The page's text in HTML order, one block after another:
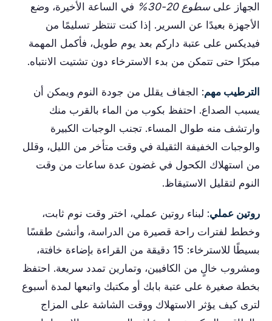
الجهاز علىسطوع 20-30%
في الساعة الأخيرة، وضع
الأجهزة بعيدًا عن السرير. إذا كنت تنتظر تسليمًا من
فيديكس على عتبة داركم بعد يوم طويل، فأكمل المهمة
مبكرًا حتى تتمكن من بدء الاسترخاء دون تشتيت الانتباه.
الترطيب مهم: الجفاف يقلل من جودة النوم ويمكن أن
يسبب الصداع. احتفظ بكوب من الماء بالقرب منك
وارتشف منه طوال المساء. تجنب الوجبات الكبيرة
والوجبات الخفيفة الثقيلة في وقت متأخر من الليل، وقلل
من استهلاك الكحول في غضون عدة ساعات من وقت
النوم لتقليل الاستيقاظ.
روتين عملي: لبناء روتين عملي، اختر وقت نوم ثابت،
وخطط لفترات راحة قصيرة من الدراسة، وأنشئ طقسًا
بسيطًا للاسترخاء: 15 دقيقة من القراءة بإضاءة خافتة،
ومشروب خالٍ من الكافيين، وتمارين تمدد سريعة. احتفظ
بخطة صغيرة على عتبة بابك أو مكتبك واتبعها لمدة أسبوع
لترى كيف يؤثر الاستهلاك ووقت الشاشة على المزاج